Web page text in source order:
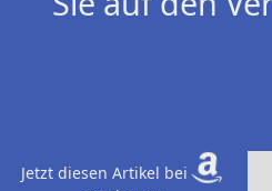
Jetzt diesen Artikel bei